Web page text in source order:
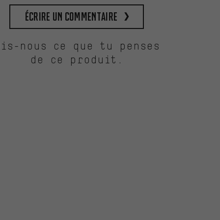
Écrire un commentaire
nous ce que tu penses
de ce produit.